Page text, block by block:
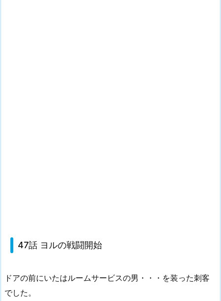
47話 ヨルの戦闘開始
ドアの前にいたはルームサービスの男・・・を装った刺客
でした。